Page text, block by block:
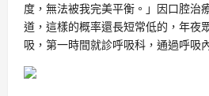
度，無法被我完美平衡。」因口腔治
道，這樣的概率還長短常低的，年夜
吸，第一時間就診呼吸科，通過呼吸